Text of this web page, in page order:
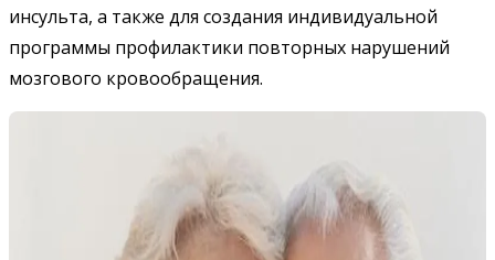
инсульта, а также для создания индивидуальной
программы профилактики повторных нарушений
мозгового кровообращения.